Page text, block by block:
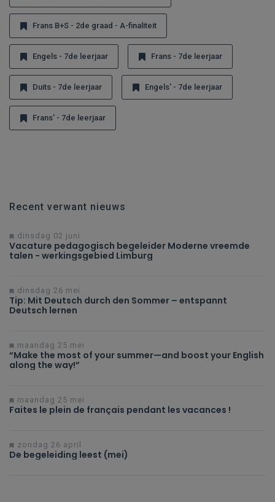
Frans B+S - 2de graad - A-finaliteit
Engels - 7de leerjaar Frans - 7de leerjaar
Duits - 7de leerjaar Engels' - 7de leerjaar
Frans' - 7de leerjaar
Recent verwant nieuws
dinsdag 02 juni
Vacature pedagogisch begeleider Moderne vreemde
talen - werkingsgebied Limburg
dinsdag 26 mei
Tip: Mit Deutsch durch den Sommer – entspannt
Deutsch lernen
maandag 25 mei
“Make the most of your summer—and boost your English
along the way!”
maandag 25 mei
Faites le plein de français pendant les vacances !
zondag 26 april
De begeleiding leest (mei)